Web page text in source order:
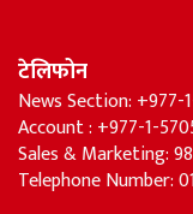
टेलिफोन
News Section: +977-
Account : +977-1-
Sales & Marketing:
Telephone Number: